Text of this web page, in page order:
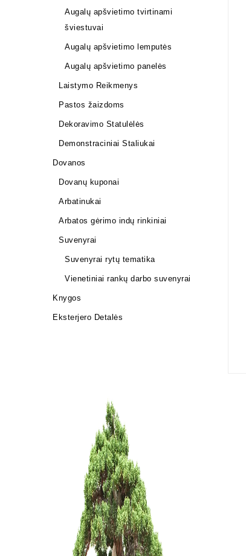
Augalų apšvietimo tvirtinami
šviestuvai
Augalų apšvietimo lemputės
Augalų apšvietimo panelės
Laistymo Reikmenys
Pastos žaizdoms
Dekoravimo Statulėlės
Demonstraciniai Staliukai
Dovanos
Dovanų kuponai
Arbatinukai
Arbatos gėrimo indų rinkiniai
Suvenyrai
Suvenyrai rytų tematika
Vienetiniai rankų darbo suvenyrai
Knygos
Eksterjero Detalės